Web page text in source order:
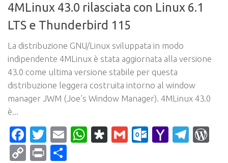
4MLinux 43.0 rilasciata con Linux 6.1
LTS e Thunderbird 115
La distribuzione GNU/Linux sviluppata in modo
indipendente 4MLinux è stata aggiornata alla versione
43.0 come ultima versione stabile per questa
distribuzione leggera costruita intorno al window
manager JWM (Joe’s Window Manager). 4MLinux 43.0
è...
Facebook
Twitter
EmailWhatsApp
Diaspora
Gmail Yahoo
CopyPrint